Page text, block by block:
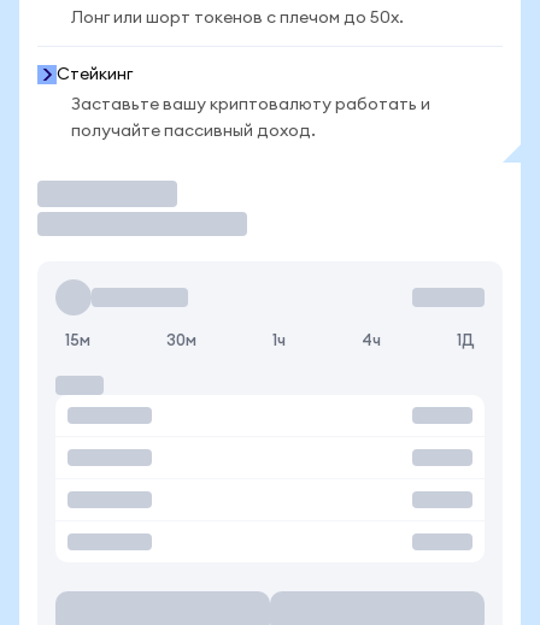
Лонг или шорт токенов с плечом до 50x.
Стейкинг
Заставьте вашу криптовалюту работать и
получайте пассивный доход.
15м 30м 1ч 4ч 1Д